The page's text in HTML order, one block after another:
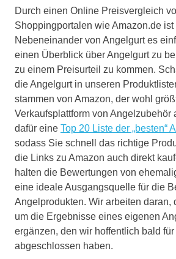
Durch einen Online Preisvergleich
Shoppingportalen wie Amazon.de ist
Nebeneinander von Angelgurt es
einen Überblick über Angelgurt zu
zu einem Preisurteil zu kommen.
die Angelgurt in unseren
stammen von Amazon, der wohl
Verkaufsplattform von Angelzubehör
dafür eine Top 20 Liste der „besten“
sodass Sie schnell das richtige
die Links zu Amazon auch direkt
halten die Bewertungen von
eine ideale Ausgangsquelle für die
Angelprodukten. Wir arbeiten daran,
um die Ergebnisse eines eigenen
ergänzen, den wir hoffentlich bald
abgeschlossen haben.